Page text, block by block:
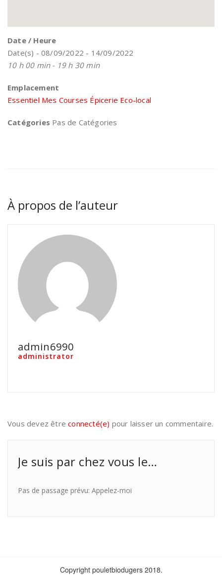
Date / Heure
Date(s) - 08/09/2022 - 14/09/2022
10 h 00 min - 19 h 30 min
Emplacement
Essentiel Mes Courses Épicerie Eco-local
Catégories Pas de Catégories
À propos de l’auteur
admin6990
administrator
Vous devez êtreconnecté(e) pour laisser un commentaire.
Je suis par chez vous le…
Pas de passage prévu: Appelez-moi
Copyright pouletbiodugers 2018.